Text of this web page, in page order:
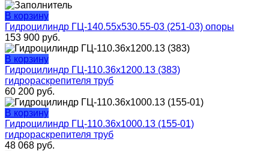
В корзину
Гидроцилиндр ГЦ-140.55х530.55-03 (251-03) опоры
153 900 руб.
В корзину
Гидроцилиндр ГЦ-110.36х1200.13 (383)
гидрораскрепителя труб
60 200 руб.
В корзину
Гидроцилиндр ГЦ-110.36х1000.13 (155-01)
гидрораскрепителя труб
48 068 руб.